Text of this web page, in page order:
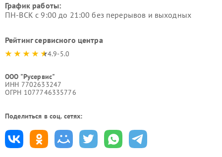
График работы:
ПН-ВСК с 9:00 до 21:00 без перерывов и выходных
Рейтинг сервисного центра
4.9-5.0
ООО "Русервис"
ИНН 7702633247
ОГРН 1077746335776
Поделиться в соц. сетях: